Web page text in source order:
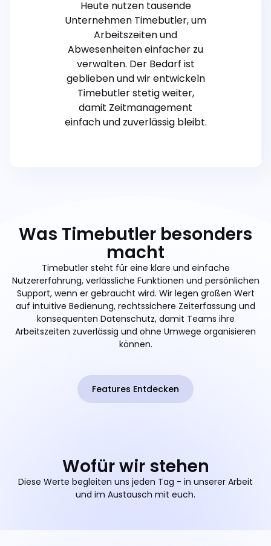
Heute nutzen tausende
Unternehmen Timebutler, um
Arbeitszeiten und
Abwesenheiten einfacher zu
verwalten. Der Bedarf ist
geblieben und wir entwickeln
Timebutler stetig weiter,
damit Zeitmanagement
einfach und zuverlässig bleibt.
Was Timebutler besonders
macht
Timebutler steht für eine klare und einfache
Nutzererfahrung, verlässliche Funktionen und persönlichen
Support, wenn er gebraucht wird. Wir legen großen Wert
auf intuitive Bedienung, rechtssichere Zeiterfassung und
konsequenten Datenschutz, damit Teams ihre
Arbeitszeiten zuverlässig und ohne Umwege organisieren
können.
Features Entdecken
Wofür wir stehen
Diese Werte begleiten uns jeden Tag - in unserer Arbeit
und im Austausch mit euch.